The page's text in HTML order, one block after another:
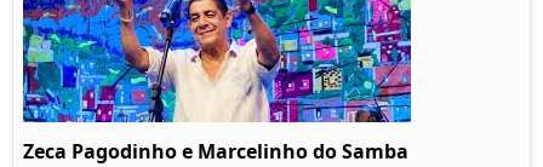
Zeca Pagodinho e Marcelinho do Samba